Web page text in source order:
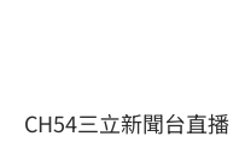
CH54三立新聞台直播